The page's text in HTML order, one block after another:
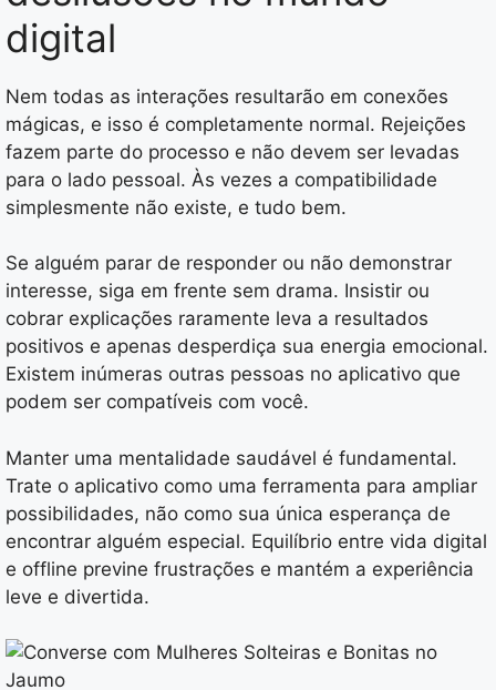
digital
Nem todas as interações resultarão em conexões
mágicas, e isso é completamente normal. Rejeições
fazem parte do processo e não devem ser levadas
para o lado pessoal. Às vezes a compatibilidade
simplesmente não existe, e tudo bem.
Se alguém parar de responder ou não demonstrar
interesse, siga em frente sem drama. Insistir ou
cobrar explicações raramente leva a resultados
positivos e apenas desperdiça sua energia emocional.
Existem inúmeras outras pessoas no aplicativo que
podem ser compatíveis com você.
Manter uma mentalidade saudável é fundamental.
Trate o aplicativo como uma ferramenta para ampliar
possibilidades, não como sua única esperança de
encontrar alguém especial. Equilíbrio entre vida digital
e offline previne frustrações e mantém a experiência
leve e divertida.